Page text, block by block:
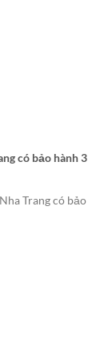
có bảo hành 3
Trang có bảo